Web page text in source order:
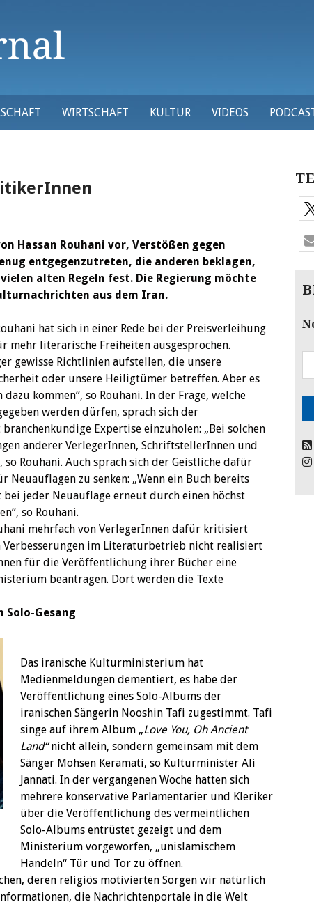
WIRTSCHAFT KULTUR VIDEOS
Hassan Rouhani vor, Verstößen gegen
entgegenzutreten, die anderen beklagen,
alten Regeln fest. Die Regierung möchte
aus dem Iran.
hat sich in einer Rede bei der Preisverleihung
mehr literarische Freiheiten ausgesprochen.
gewisse Richtlinien aufstellen, die unsere
oder unsere Heiligtümer betreffen. Aber es
kommen“, so Rouhani. In der Frage, welche
werden dürfen, sprach sich der
Expertise einzuholen: „Bei solchen
anderer VerlegerInnen, SchriftstellerInnen und
Rouhani. Auch sprach sich der Geistliche dafür
zu senken: „Wenn ein Buch bereits
jeder Neuauflage erneut durch einen höchst
so Rouhani.
mehrfach von VerlegerInnen dafür kritisiert
Verbesserungen im Literaturbetrieb nicht realisiert
für die Veröffentlichung ihrer Bücher eine
beantragen. Dort werden die Texte
Solo-Gesang
Das iranische Kulturministerium hat
Medienmeldungen dementiert, es habe der
Veröffentlichung eines Solo-Albums der
iranischen Sängerin Nooshin Tafi zugestimmt. Tafi
singe auf ihrem Album „Love You, Oh Ancient
Land“nicht allein, sondern gemeinsam mit dem
Sänger Mohsen Keramati, so Kulturminister Ali
Jannati. In der vergangenen Woche hatten sich
mehrere konservative Parlamentarier und Kleriker
über die Veröffentlichung des vermeintlichen
Solo-Albums entrüstet gezeigt und dem
Ministerium vorgeworfen, „unislamischem
Handeln“ Tür und Tor zu öffnen.
deren religiös motivierten Sorgen wir natürlich
die Nachrichtenportale in die Welt